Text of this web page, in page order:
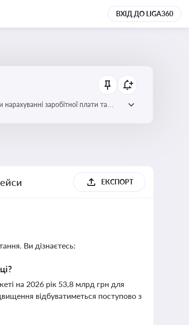
ВХІД ДО LIGA360
заробітної плати та
ЕКСПОРТ
Ви дізнаєтесь:
на 2026 рік 53,8 млрд грн для
відбуватиметься поступово з